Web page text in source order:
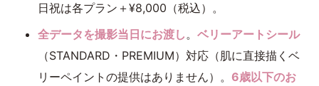
日祝は各プラン＋¥8,000（税込）。
全データを撮影当日にお渡し 。 ベリーアートシール
（STANDARD・PREMIUM）対応（肌に直接描くベ
リーペイントの提供はありません）。 6歳以下のお